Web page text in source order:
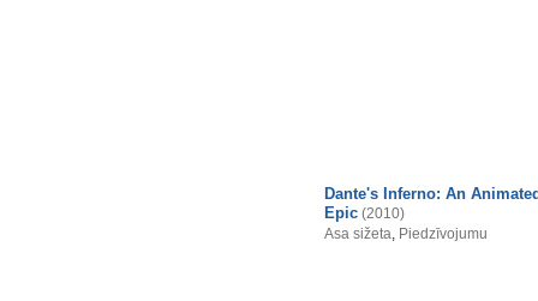
Dante's Inferno: An
Epic (2010)
Asa sižeta, Piedzīvojumu